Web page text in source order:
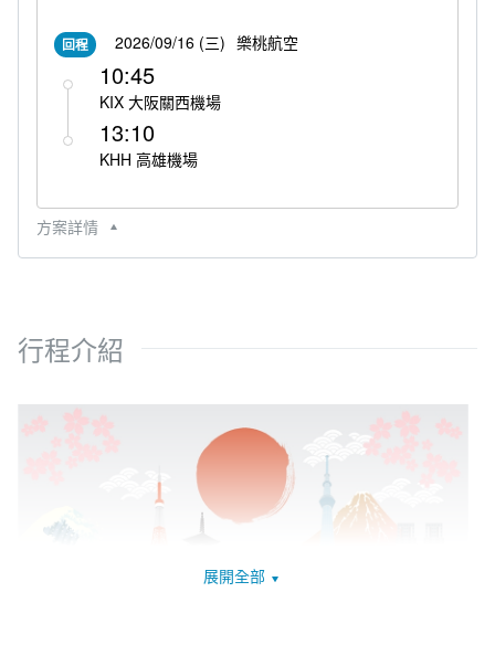
回程 2026/09/16 (三) 樂桃航空
10:45
KIX 大阪關西機場
13:10
KHH 高雄機場
方案詳情
行程介紹
展開全部